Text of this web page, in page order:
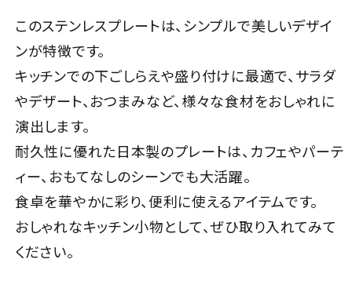
このステンレスプレートは、シンプルで美しいデザイ
ンが特徴です。
キッチンでの下ごしらえや盛り付けに最適で、サラダ
やデザート、おつまみなど、様々な食材をおしゃれに
演出します。
耐久性に優れた日本製のプレートは、カフェやパーテ
ィー、おもてなしのシーンでも大活躍。
食卓を華やかに彩り、便利に使えるアイテムです。
おしゃれなキッチン小物として、ぜひ取り入れてみて
ください。